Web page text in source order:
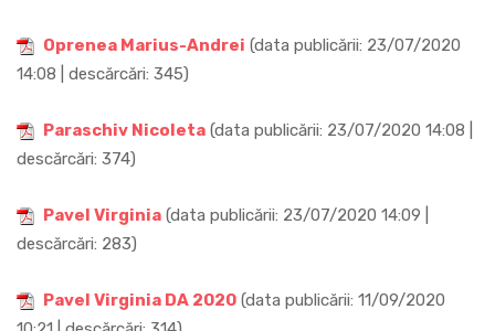
Oprenea Marius-Andrei (data publicării: 23/07/2020
14:08 | descărcări: 345)
Paraschiv Nicoleta (data publicării: 23/07/2020 14:08 |
descărcări: 374)
Pavel Virginia (data publicării: 23/07/2020 14:09 |
descărcări: 283)
Pavel Virginia DA 2020 (data publicării: 11/09/2020